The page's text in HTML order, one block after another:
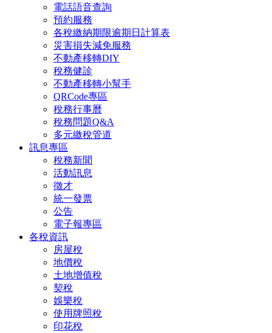
電話語音查詢
預約服務
各稅繳納期限逾期日計算表
災害損失減免服務
不動產移轉DIY
稅務健診
不動產移轉小幫手
QRCode專區
稅務行事曆
稅務問題Q&A
多元繳稅管道
訊息專區
稅務新聞
活動訊息
徵才
統一發票
公告
電子報專區
各稅資訊
房屋稅
地價稅
土地增值稅
契稅
娛樂稅
使用牌照稅
印花稅